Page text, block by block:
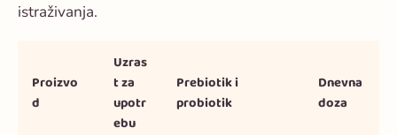
istraživanja.
Proizvo
d
Uzras
t za
upotr
ebu
Prebiotik i
probiotik
Dnevna
doza